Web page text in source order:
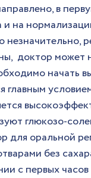
в
на
доктор
начать
глюкозо-
для оральной
без
с первых часов